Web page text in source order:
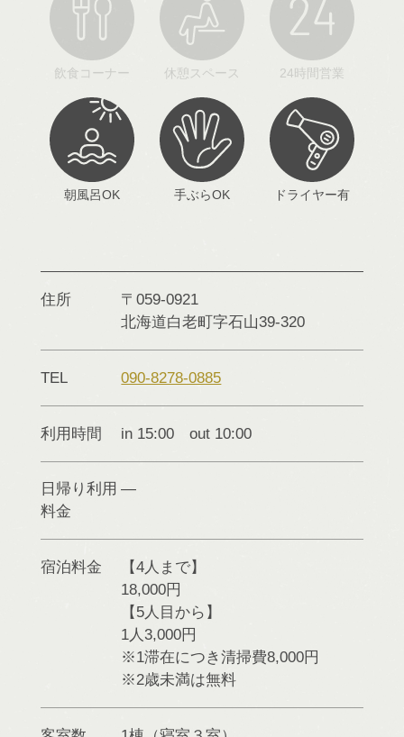
飲食コーナー 休憩スペース 24時間営業
朝風呂OK 手ぶらOK ドライヤー有
住所
〒059-0921
北海道白老町字石山39-320
TEL 090-8278-0885
利用時間 in 15:00 out 10:00
日帰り利用
料金
宿泊料金
【4人まで】
18,000円
【5人目から】
1人3,000円
※1滞在につき清掃費8,000円
※2歳未満は無料